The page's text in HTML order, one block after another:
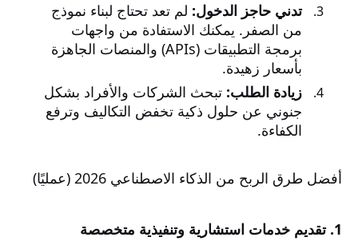
تدني حاجز الدخول: لم تعد تحتاج لبناء نموذج
من الصفر. يمكنك الاستفادة من واجهات
برمجة التطبيقات (APIs) والمنصات الجاهزة
بأسعار زهيدة.
زيادة الطلب: تبحث الشركات والأفراد بشكل
جنوني عن حلول ذكية تخفض التكاليف وترفع
الكفاءة.
أفضل طرق الربح من الذكاء الاصطناعي 2026 (عمليًا)
1. تقديم خدمات استشارية وتنفيذية متخصصة